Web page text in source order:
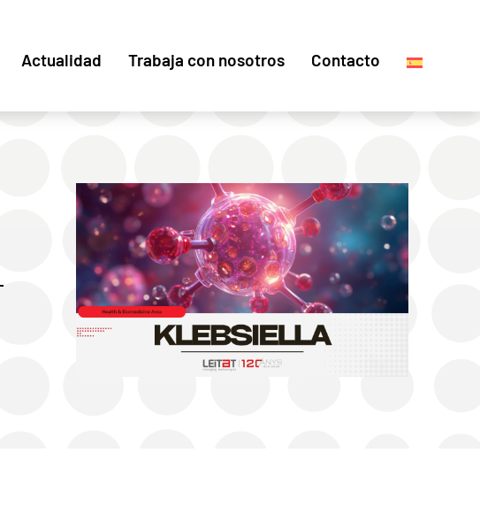
Actualidad Trabaja con nosotros Contacto